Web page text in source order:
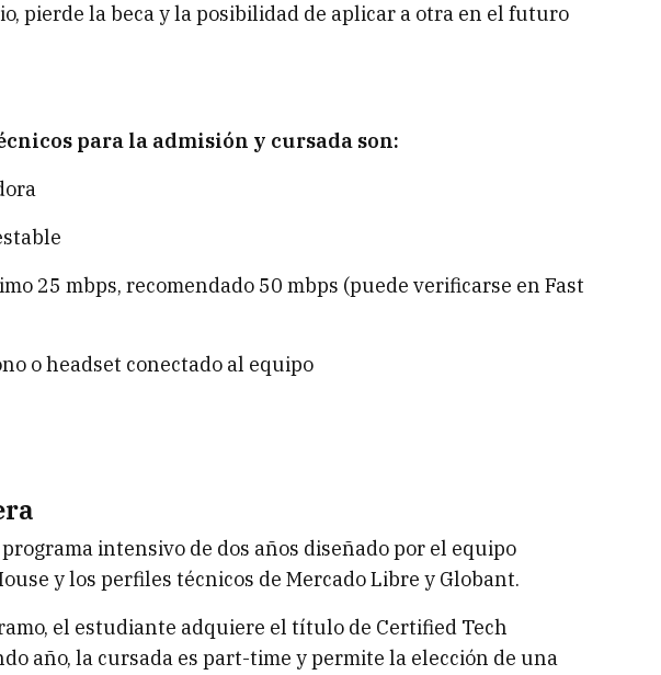
pierde la beca y la posibilidad de aplicar a otra en el futuro
para la admisión y cursada son:
25 mbps, recomendado 50 mbps (puede verificarse en Fast
o headset conectado al equipo
intensivo de dos años diseñado por el equipo
y los perfiles técnicos de Mercado Libre y Globant.
el estudiante adquiere el título de Certified Tech
año, la cursada es part-time y permite la elección de una